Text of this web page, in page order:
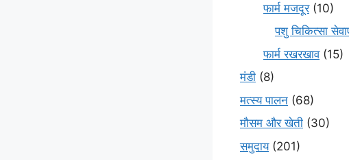
फार्म मजदूर(10)
पशु चिकित्सा
फार्म रखरखाव(15)
मंडी (8)
मत्स्य पालन (68)
मौसम और खेती (30)
समुदाय(201)